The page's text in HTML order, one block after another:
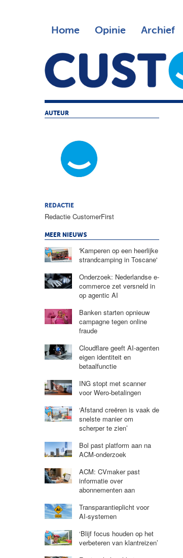
Home Opinie Archief
AUTEUR
REDACTIE
Redactie CustomerFirst
MEER NIEUWS
'Kamperen op een heerlijke
strandcamping in Toscane'
Onderzoek: Nederlandse e-
commerce zet versneld in
op agentic AI
Banken starten opnieuw
campagne tegen online
fraude
Cloudflare geeft AI-agenten
eigen identiteit en
betaalfunctie
ING stopt met scanner
voor Wero-betalingen
‘Afstand creëren is vaak de
snelste manier om
scherper te zien’
Bol past platform aan na
ACM-onderzoek
ACM: CVmaker past
informatie over
abonnementen aan
Transparantieplicht voor
AI-systemen
‘Blijf focus houden op het
verbeteren van klantreizen’